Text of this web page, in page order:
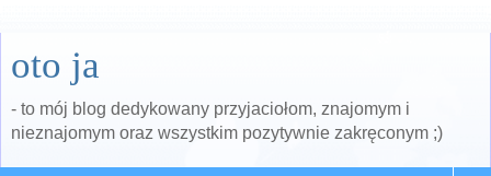
oto ja
- to mój blog dedykowany przyjaciołom, znajomym i
nieznajomym oraz wszystkim pozytywnie zakręconym ;)